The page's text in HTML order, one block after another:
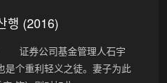
행 (2016)
· 证券公司基金管理人石宇
是个重利轻义之徒。妻子为此